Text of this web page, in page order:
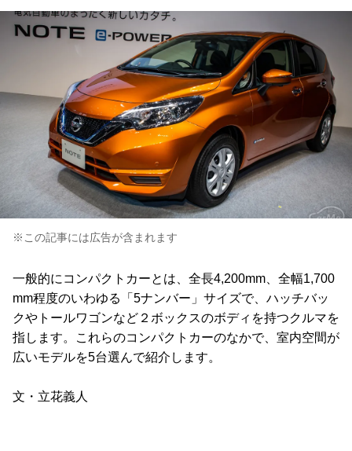
※この記事には広告が含まれます
一般的にコンパクトカーとは、全長4,200mm、全幅1,700
mm程度のいわゆる「5ナンバー」サイズで、ハッチバッ
クやトールワゴンなど２ボックスのボディを持つクルマを
指します。これらのコンパクトカーのなかで、室内空間が
広いモデルを5台選んで紹介します。
文・立花義人